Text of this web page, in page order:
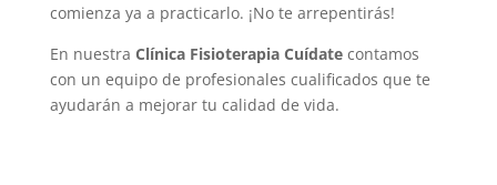
comienza ya a practicarlo. ¡No te arrepentirás!
En nuestra Clínica Fisioterapia Cuídatecontamos
con un equipo de profesionales cualificados que te
ayudarán a mejorar tu calidad de vida.